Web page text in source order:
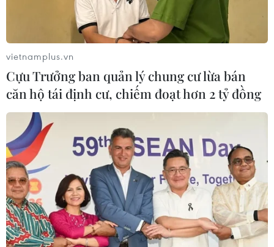
TIN CÙNG CHUYÊN MỤC
Iceland trước cuộc trưng cầu ý dân
về nối lại đàm phán gia nhập EU
vietnamplus.vn
Cựu Trưởng ban quản lý chung cư lừa bán
căn hộ tái định cư, chiếm đoạt hơn 2 tỷ đồng